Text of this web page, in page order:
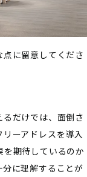
に留意してくださ
だけでは、面倒さ
ーアドレスを導入
期待しているのか
に理解することが